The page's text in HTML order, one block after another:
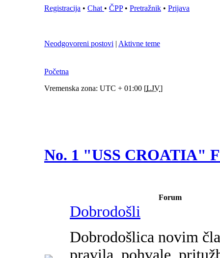
Registracija • Chat • ČPP• Pretražnik • Prijava
Neodgovoreni postovi | Aktivne teme
Početna
Vremenska zona: UTC + 01:00 [LJV]
No. 1 "USS CROATIA"
Forum
Dobrodošli
Dobrodošlica novim